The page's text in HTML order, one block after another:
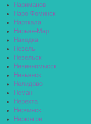
Нариманов
Наро-Фоминск
Нарткала
Нарьян-Мар
Находка
Невель
Невельск
Невинномысск
Невьянск
Нелидово
Неман
Нерехта
Нерчинск
Нерюнгри